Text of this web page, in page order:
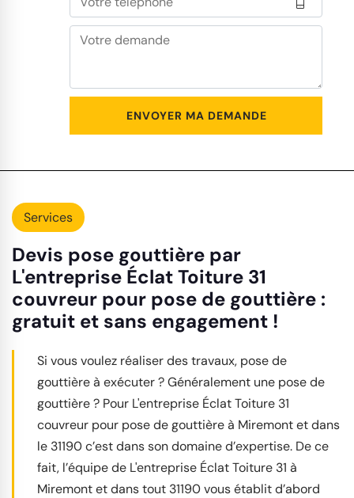
Services
Devis pose gouttière par
L'entreprise Éclat Toiture 31
couvreur pour pose de gouttière :
gratuit et sans engagement !
Si vous voulez réaliser des travaux, pose de
gouttière à exécuter ? Généralement une pose de
gouttière ? Pour L'entreprise Éclat Toiture 31
couvreur pour pose de gouttière à Miremont et dans
le 31190 c’est dans son domaine d’expertise. De ce
fait, l’équipe de L'entreprise Éclat Toiture 31 à
Miremont et dans tout 31190 vous établit d’abord